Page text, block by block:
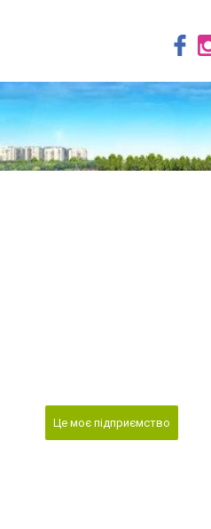
Це моє підприємство